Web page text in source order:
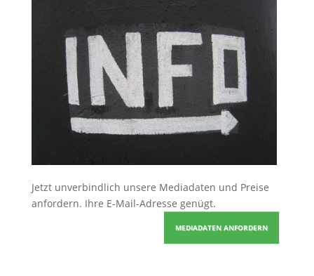
Jetzt unverbindlich unsere Mediadaten und Preise
anfordern. Ihre E-Mail-Adresse genügt.
MEDIADATEN ANFORDERN